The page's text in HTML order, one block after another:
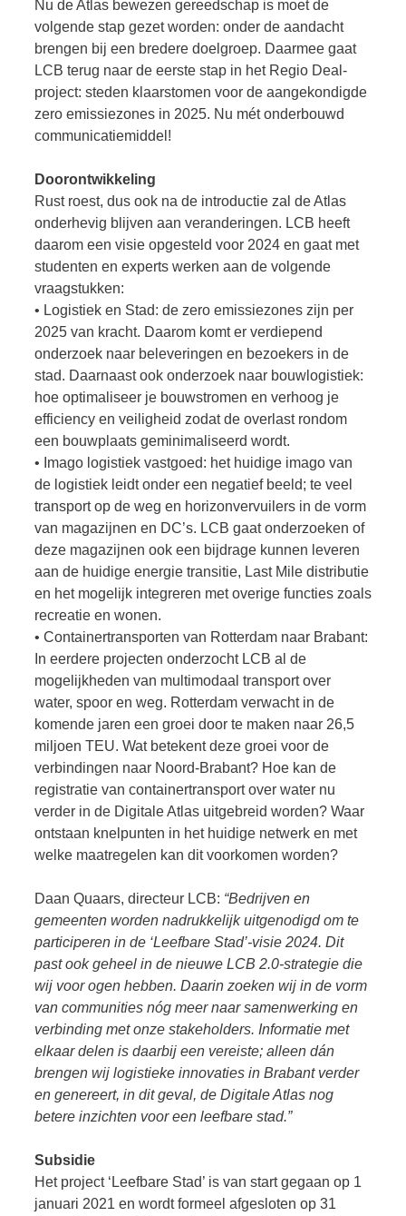
Nu de Atlas bewezen gereedschap is moet de
volgende stap gezet worden: onder de aandacht
brengen bij een bredere doelgroep. Daarmee gaat
LCB terug naar de eerste stap in het Regio Deal-
project: steden klaarstomen voor de aangekondigde
zero emissiezones in 2025. Nu mét onderbouwd
communicatiemiddel!
Doorontwikkeling
Rust roest, dus ook na de introductie zal de Atlas
onderhevig blijven aan veranderingen. LCB heeft
daarom een visie opgesteld voor 2024 en gaat met
studenten en experts werken aan de volgende
vraagstukken:
• Logistiek en Stad: de zero emissiezones zijn per
2025 van kracht. Daarom komt er verdiepend
onderzoek naar beleveringen en bezoekers in de
stad. Daarnaast ook onderzoek naar bouwlogistiek:
hoe optimaliseer je bouwstromen en verhoog je
efficiency en veiligheid zodat de overlast rondom
een bouwplaats geminimaliseerd wordt.
• Imago logistiek vastgoed: het huidige imago van
de logistiek leidt onder een negatief beeld; te veel
transport op de weg en horizonvervuilers in de vorm
van magazijnen en DC’s. LCB gaat onderzoeken of
deze magazijnen ook een bijdrage kunnen leveren
aan de huidige energie transitie, Last Mile distributie
en het mogelijk integreren met overige functies zoals
recreatie en wonen.
• Containertransporten van Rotterdam naar Brabant:
In eerdere projecten onderzocht LCB al de
mogelijkheden van multimodaal transport over
water, spoor en weg. Rotterdam verwacht in de
komende jaren een groei door te maken naar 26,5
miljoen TEU. Wat betekent deze groei voor de
verbindingen naar Noord-Brabant? Hoe kan de
registratie van containertransport over water nu
verder in de Digitale Atlas uitgebreid worden? Waar
ontstaan knelpunten in het huidige netwerk en met
welke maatregelen kan dit voorkomen worden?
Daan Quaars, directeur LCB: “Bedrijven en
gemeenten worden nadrukkelijk uitgenodigd om te
participeren in de ‘Leefbare Stad’-visie 2024. Dit
past ook geheel in de nieuwe LCB 2.0-strategie die
wij voor ogen hebben. Daarin zoeken wij in de vorm
van communities nóg meer naar samenwerking en
verbinding met onze stakeholders. Informatie met
elkaar delen is daarbij een vereiste; alleen dán
brengen wij logistieke innovaties in Brabant verder
en genereert, in dit geval, de Digitale Atlas nog
betere inzichten voor een leefbare stad.”
Subsidie
Het project ‘Leefbare Stad’ is van start gegaan op 1
januari 2021 en wordt formeel afgesloten op 31